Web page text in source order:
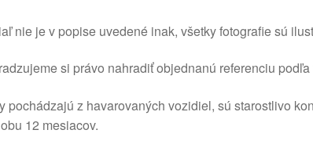
nie je v popise uvedené inak, všetky fotografie sú
si právo nahradiť objednanú referenciu
pochádzajú z havarovaných vozidiel, sú starostlivo
12 mesiacov.